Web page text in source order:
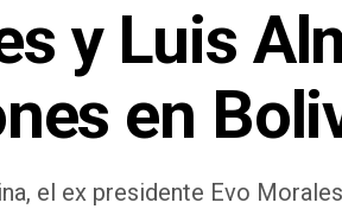
y Luis
en
el ex presidente Evo